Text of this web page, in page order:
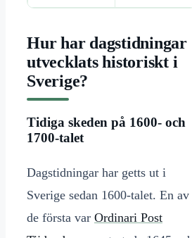
Hur har dagstidningar
utvecklats historiskt i
Sverige?
Tidiga skeden på 1600- och
1700-talet
Dagstidningar har getts ut i
Sverige sedan 1600-talet. En av
de första var Ordinari Post